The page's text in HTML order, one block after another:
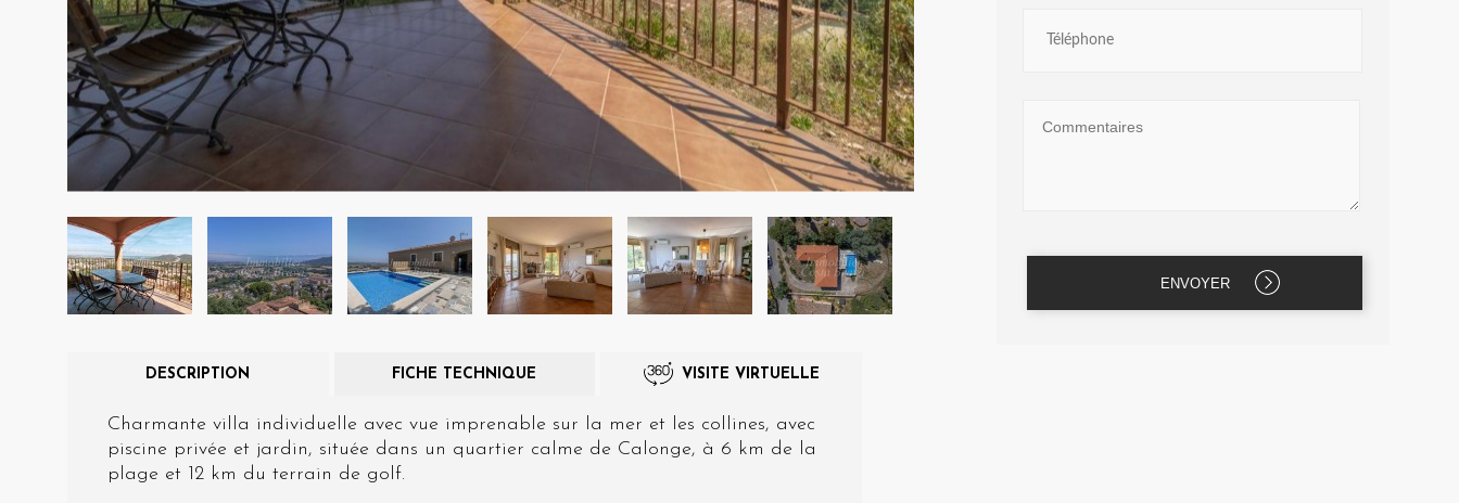
DESCRIPTION FICHE TECHNIQUE VISITE VIRTUELLE
Charmante villa individuelle avec vue imprenable sur la mer et les collines, avec
piscine privée et jardin, située dans un quartier calme de Calonge, à 6 km de la
plage et 12 km du terrain de golf.
Analyse et Personnalisation
Ils permettent le suivi et l'analyse du comportement des utilisateurs de ce site. Les
informations collectées via ce type de cookies sont utilisées pour mesurer l'activité du
Web pour l'élaboration des profils de navigation des utilisateurs afin d'introduire des
améliorations basées sur l'analyse des données d'utilisation effectuée par les
utilisateurs du service. . Ils nous permettent de sauvegarder les informations de
préférence de l'utilisateur pour améliorer la qualité de nos services et offrir une
meilleure expérience grâce aux produits recommandés.
Marketing et Publicité
Ces cookies sont utilisés pour stocker des informations sur les préférences et les choix
personnels de l'utilisateur grâce à l'observation continue de ses habitudes de
navigation. Grâce à eux, nous pouvons connaître les habitudes de navigation sur le
Enregistrer les paramètres